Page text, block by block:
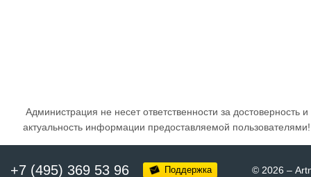
Администрация не несет ответственности за достоверность и
актуальность информации предоставляемой пользователями!
+7 (495) 369 53 96 Поддержка © 2026 –